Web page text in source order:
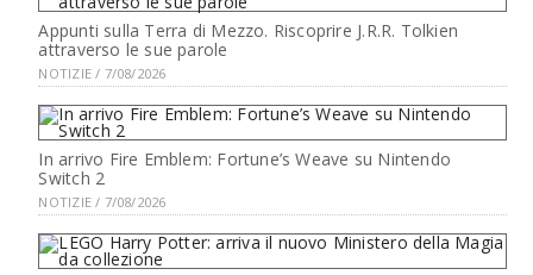
Appunti sulla Terra di Mezzo. Riscoprire J.R.R. Tolkien
attraverso le sue parole
NOTIZIE / 7/08/2026
In arrivo Fire Emblem: Fortune’s Weave su Nintendo
Switch 2
NOTIZIE / 7/08/2026